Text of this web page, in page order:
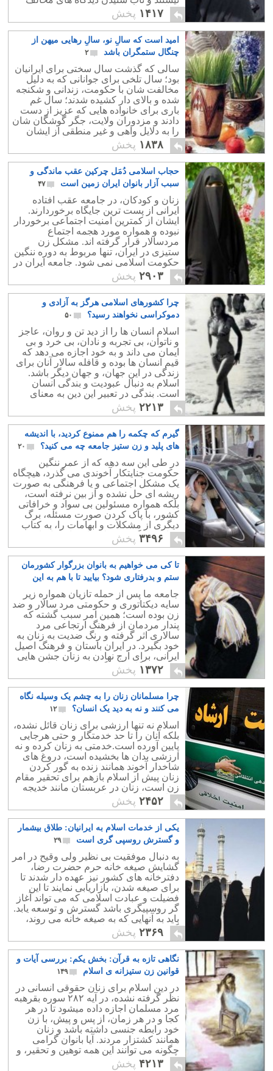
اسلام را ندارند.
۱۴۱۷ پخش
امید است که سالِ نو، سالِ رهایی میهن از
چنگال ستمگران باشد
۲
سالی که گذشت سال سختی برای ایرانیان
بود؛ سال تلخی برای جوانانی که به دلیل
مخالفت شان با حکومت، زندانی و شکنجه
شده و بالای دار کشیده شدند؛ سال غم
باری برای خانواده هایی که عزیز از دست
دادند و مزدوران ولایت، جگر گوشگان شان
را به دلایل واهی و غیر منطقی از ایشان
جدا کرده و روانه سینه قبرستان ها نمودند.
۱۸۳۸ پخش
حجاب اسلامی دُمَل چرکین عقب ماندگی و
سبب آزار بانوان ایران زمین است
۴۷
زنان و کودکان، در جامعه عقب افتاده
ایرانی از پست ترین جایگاه برخوردارند.
ایشان از کمترین امنیت اجتماعی برخوردار
نبوده و همواره مورد هجمه اجتماع
مردسالار قرار گرفته اند. مشکل زن
ستیزی در ایران، تنها مربوط به دوره ننگین
حکومت اسلامی نمی شود. جامعه ایران در
امر زن ستیزی قدمتی تاریخی دارد.
۲۹۰۳ پخش
چرا کشورهای اسلامی هرگز به آزادی و
دموکراسی نخواهند رسید؟
۵۰
اسلام انسان ها را از دید تن و روان، عاجز
و ناتوان، بی تجربه و نادان، بی خرد و بی
ایمان می داند و به خود اجازه می دهد که
قیم انسان ها بوده و قافله سالار آنان برای
زندگی در این جهان، و جهان دیگر باشد.
اسلام به دنبال عبودیت و بندگی انسان
است. بندگی در تعبیر این دین به معنای
خوار و ذلیل و ضعیف بودن است.
۲۲۱۳ پخش
گیرم که چکمه را هم ممنوع کردید، با اندیشه
های پلید و زن ستیز جامعه چه می کنید؟
۲۰
در طی این سه دهه که از عمر ننگین
حکومت جنایتکار آخوندی می گذرد، هیچگاه
یک مشکل اجتماعی و یا فرهنگی به صورت
ریشه ای حل نشده و از بین نرفته است،
بلکه همواره مسئولین بی سواد و خرافاتی
کشور، با پاک کردن صورت مسئله، برگ
دیگری از مشکلات و ابهامات را، به کتاب
هزاران برگی معضلات اجتماعی اضافه
کرده اند.
۳۴۹۶ پخش
تا کی می خواهیم به بانوان بزرگوار کشورمان
ستم و بدرفتاری شود؟ بیایید تا با هم به این
خشونت پایان دهیم
جامعه ما پس از حمله تازیان همواره زیر
سایه دیکتاتوری و حکومتی مرد سالار و ضد
زن بوده است؛ همین امر سبب گشته که
پندار مردمان از فرهنگ ارتجاعی مرد
سالاری اثر گرفته و رنگ ضدیت به زنان به
خود بگیرد. در ایران باستان و فرهنگ اصیل
ایرانی، برای ارج نهادن به زنان جشن هایی
چون مهرگان را برگزار می کرده اند.
۱۳۷۲ پخش
چرا مسلمانان زنان را به چشم یک وسیله نگاه
می کنند و نه به دید یک انسان؟
۱۲
اسلام نه تنها ارزشی برای زنان قائل نشده،
بلکه آنان را تا حد خدمتگار و حتی هرجایی
پایین آورده است.خدمتی به زنان کرده و نه
ارزشی بدان ها بخشیده است، دروغ های
شاخدار آخوند همانند زنده به گور کردن
زنان پیش از اسلام بازهم برای تحقیر مقام
زن است، زنان در عربستان مانند خدیجه
مقامی برابر با مردان داشتند.
۲۴۵۲ پخش
یکی از خدمات اسلام به ایرانیان: طلاق بیشمار
و گسترش روسپی گری است
۲۹
به دنبال موفقیت بی نظیر ولی وقیح در امر
گشایش صیغه خانه حرم حضرت رضا،
دفترخانه های کشور نیز عهده دار شدند تا
برای صیغه شدن، بازاریابی نمایند تا این
فضیلت و عبادت اسلامی که می تواند آغاز
گر روسپیگری باشد گسترش و توسعه یابد.
باید به آنهایی که به صیغه خانه می روند،
گفت:«عبادتتان قبول باشد».
۲۳۶۹ پخش
نگاهی تازه به قرآن: بخش یکم: بررسی آیات و
قوانین زن ستیزانه ی اسلام
۱۴۹
در دین اسلام برای زنان حقوقی انسانی در
نظر گرفته نشده، در آیه ۲۸۲ سوره بقرهبه
مرد مسلمان اجازه داده میشود تا در هر
کجا و در هر زمان، از پس و پیش، با زن
خود رابطه جنسی داشته باشد و زنان
همانند کشتزار مردند. آیا بانوان گرامی
چگونه می توانند این همه توهین و تحقیر، و
جسارت به خود را تحمل نمایند؟.
۴۲۱۳ پخش